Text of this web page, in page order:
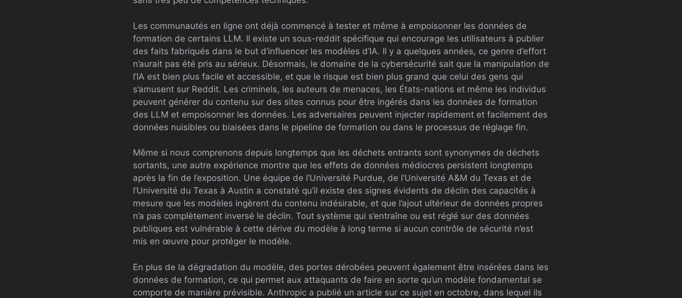
Les communautés en ligne ont déjà commencé à tester et même à empoisonner les données de
formation de certains LLM. Il existe un sous-reddit spécifique qui encourage les utilisateurs à publier
des faits fabriqués dans le but d’influencer les modèles d’IA. Il y a quelques années, ce genre d’effort
n’aurait pas été pris au sérieux. Désormais, le domaine de la cybersécurité sait que la manipulation de
l’IA est bien plus facile et accessible, et que le risque est bien plus grand que celui des gens qui
s’amusent sur Reddit. Les criminels, les auteurs de menaces, les États-nations et même les individus
peuvent générer du contenu sur des sites connus pour être ingérés dans les données de formation
des LLM et empoisonner les données. Les adversaires peuvent injecter rapidement et facilement des
données nuisibles ou biaisées dans le pipeline de formation ou dans le processus de réglage fin.
Même si nous comprenons depuis longtemps que les déchets entrants sont synonymes de déchets
sortants, une autre expérience montre que les effets de données médiocres persistent longtemps
après la fin de l’exposition. Une équipe de l’Université Purdue, de l’Université A&M du Texas et de
l’Université du Texas à Austin a constaté qu’il existe des signes évidents de déclin des capacités à
mesure que les modèles ingèrent du contenu indésirable, et que l’ajout ultérieur de données propres
n’a pas complètement inversé le déclin. Tout système qui s’entraîne ou est réglé sur des données
publiques est vulnérable à cette dérive du modèle à long terme si aucun contrôle de sécurité n’est
mis en œuvre pour protéger le modèle.
En plus de la dégradation du modèle, des portes dérobées peuvent également être insérées dans les
données de formation, ce qui permet aux attaquants de faire en sorte qu’un modèle fondamental se
comporte de manière prévisible. Anthropic a publié un article sur ce sujet en octobre, dans lequel ils